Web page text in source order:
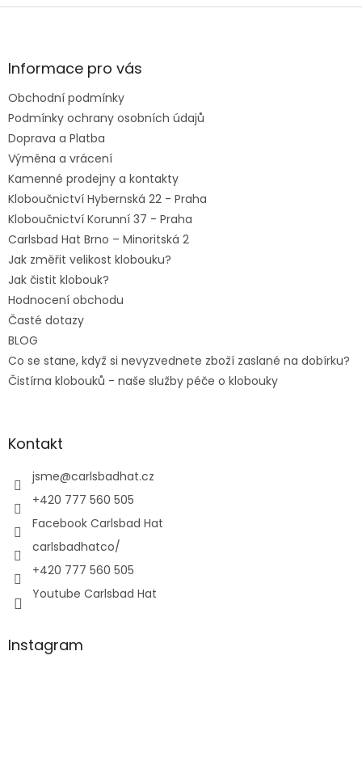
Z
aInformace pro vás
Obchodní podmínky
Podmínky ochrany osobních údajů
Doprava a Platba
Výměna a vrácení
Kamenné prodejny a kontakty
Kloboučnictví Hybernská 22 - Praha
Kloboučnictví Korunní 37 - Praha
Carlsbad Hat Brno – Minoritská 2
Jak změřit velikost klobouku?
Jak čistit klobouk?
Hodnocení obchodu
Časté dotazy
BLOG
Co se stane, když si nevyzvednete zboží zaslané na dobírku?
Čistírna klobouků - naše služby péče o klobouky
Kontakt
jsme@carlsbadhat.cz
+420 777 560 505
Facebook Carlsbad Hat
carlsbadhatco/
+420 777 560 505
Youtube Carlsbad Hat
Instagram